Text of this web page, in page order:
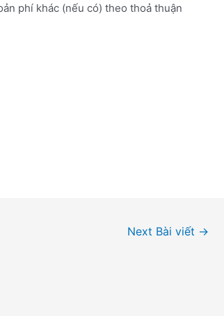
phí khác (nếu có) theo thoả thuận
Next Bài viết →